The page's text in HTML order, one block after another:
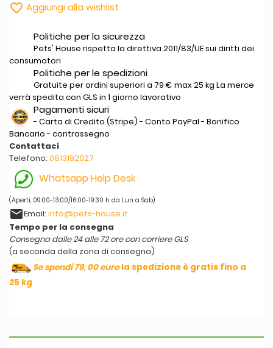
 Aggiungi alla wishlist
Politiche per la sicurezza
Pets' House rispetta la direttiva 2011/83/UE sui diritti dei
consumatori
Politiche per le spedizioni
Gratuite per ordini superiori a 79 € max 25 kg La merce
verrà spedita con GLS in 1 giorno lavorativo
Pagamenti sicuri
- Carta di Credito (Stripe) - Conto PayPal - Bonifico
Bancario - contrassegno
Contattaci
Telefono: 0813192027
Whatsapp Help Desk
(Aperti, 09:00-13:00/16:00-19:30 h da Lun a Sab)
emailEmail: info@pets-house.it
Tempo per la consegna
Consegna dalle 24 alle 72 ore con corriere GLS
(a seconda della zona di consegna)
Se spendi 79, 00 eurola spedizione è gratis fino a
25 kg